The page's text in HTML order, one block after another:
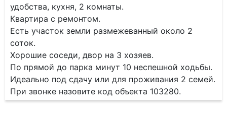
удобства, кухня, 2 комнаты.
Квартира с ремонтом.
Есть участок земли размежеванный около 2
соток.
Хорошие соседи, двор на 3 хозяев.
По прямой до парка минут 10 неспешной ходьбы.
Идеально под сдачу или для проживания 2 семей.
При звонке назовите код объекта 103280.